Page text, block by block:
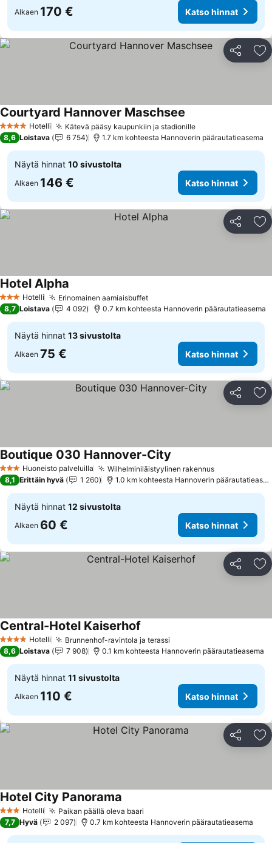
Alkaen 170 € Katso hinnat
Jaa
4 Tähtiluokitus
Hotelli Kätevä pääsy kaupunkiin ja stadionilleKatso hinnat
Courtyard Hannover Maschsee
8,6 Loistava 6 754 1.7 km kohteesta Hannoverin päärautatieasema
Näytä hinnat 10 sivustolta
Alkaen 146 € Katso hinnat
Jaa
3 Tähtiluokitus
Hotelli Erinomainen aamiaisbuffetKatso hinnat
Hotel Alpha
8,7 Loistava 4 092 0.7 km kohteesta Hannoverin päärautatieasema
Näytä hinnat 13 sivustolta
Alkaen 75 € Katso hinnat
Jaa
3 Tähtiluokitus
Huoneisto palveluilla Wilhelminiläistyylinen rakennusKatso hinnat
Boutique 030 Hannover-City
8,1 Erittäin hyvä 1 260 1.0 km kohteesta Hannoverin
Näytä hinnat 12 sivustolta
Alkaen 60 € Katso hinnat
Jaa
4 Tähtiluokitus
Hotelli Brunnenhof-ravintola ja terassi
Central-Hotel Kaiserhof
8,6 Loistava 7 908 0.1 km kohteesta Hannoverin päärautatieasema
Näytä hinnat 11 sivustolta
Alkaen 110 € Katso hinnat
Jaa
3 Tähtiluokitus
Hotelli Paikan päällä oleva baari
Hotel City Panorama
7,7 Hyvä 2 097 0.7 km kohteesta Hannoverin päärautatieasema